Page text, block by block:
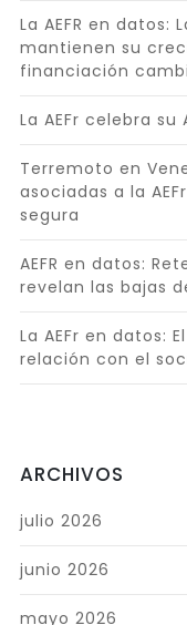
La AEFR en datos:
mantienen su
financiación
La AEFr celebra
Terremoto en
asociadas a la
segura
AEFR en datos:
revelan las bajas
La AEFr en datos:
relación con el
ARCHIVOS
julio 2026
junio 2026
mayo 2026